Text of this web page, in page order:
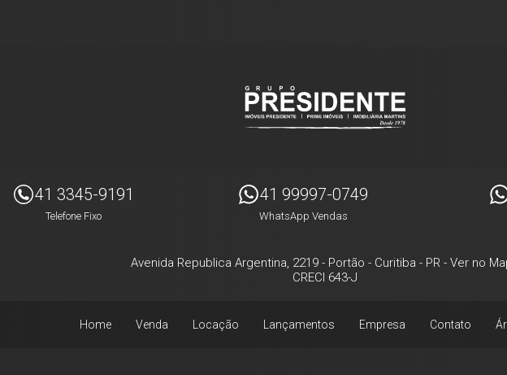
41 3345-9191
Telefone Fixo
41 99997-0749
WhatsApp Vendas
Avenida Republica Argentina, 2219 - Portão - Curitiba - PR - Ver no
CRECI 643-J
Home Venda Locação Lançamentos Empresa Contato